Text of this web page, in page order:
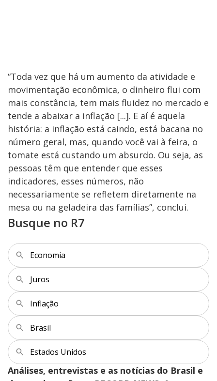
“Toda vez que há um aumento da atividade e
movimentação econômica, o dinheiro flui com
mais constância, tem mais fluidez no mercado e
tende a abaixar a inflação [...]. E aí é aquela
história: a inflação está caindo, está bacana no
número geral, mas, quando você vai à feira, o
tomate está custando um absurdo. Ou seja, as
pessoas têm que entender que esses
indicadores, esses números, não
necessariamente se refletem diretamente na
mesa ou na geladeira das famílias”, conclui.
Busque no R7
Economia
Juros
Inflação
Brasil
Estados Unidos
Análises, entrevistas e as notícias do Brasil e